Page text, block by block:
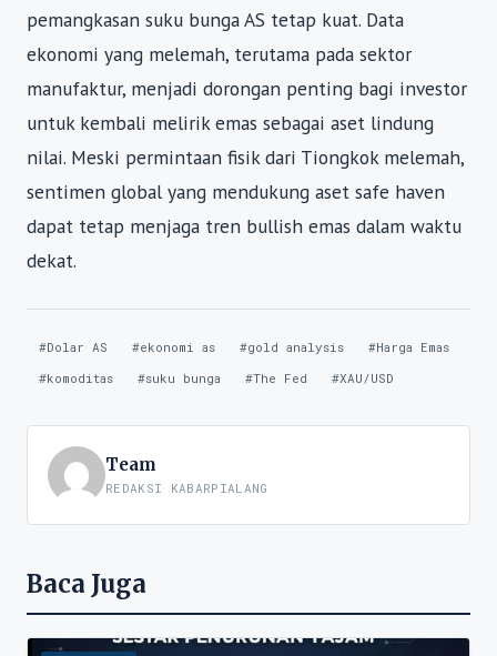
pemangkasan suku bunga AS tetap kuat. Data
ekonomi yang melemah, terutama pada sektor
manufaktur, menjadi dorongan penting bagi investor
untuk kembali melirik emas sebagai aset lindung
nilai. Meski permintaan fisik dari Tiongkok melemah,
sentimen global yang mendukung aset safe haven
dapat tetap menjaga tren bullish emas dalam waktu
dekat.
#Dolar AS #ekonomi as #gold analysis
#Harga Emas
#komoditas
#suku bunga #The Fed #XAU/USD
Team
REDAKSI KABARPIALANG
Baca Juga